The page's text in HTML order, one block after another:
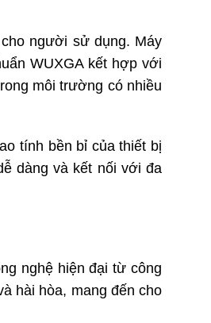
người sử dụng. Máy
WUXGA kết hợp với
môi trường có nhiều
tính bền bỉ của thiết bị
dàng và kết nối với đa
nghệ hiện đại từ công
hài hòa, mang đến cho